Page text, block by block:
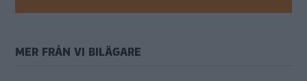
MER FRÅN VI BILÄGARE